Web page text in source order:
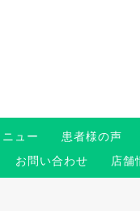
ュー 患者様の声
お問い合わせ
店舗